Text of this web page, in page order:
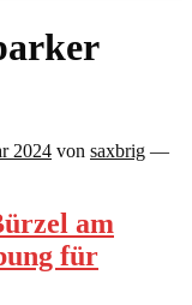
2024 von saxbrig —
am
für